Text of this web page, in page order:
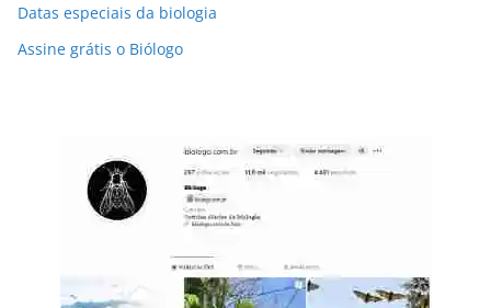
Datas especiais da biologia
Assine grátis o Biólogo